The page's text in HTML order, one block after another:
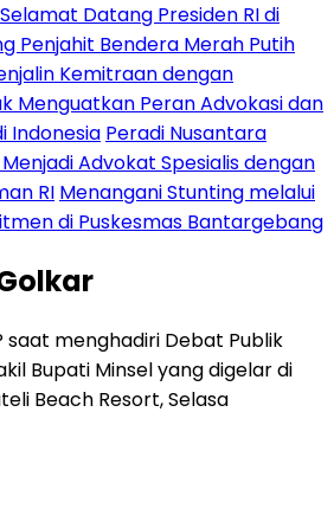
Selamat Datang Presiden RI di
Penjahit Bendera Merah Putih
Kemitraan dengan
Menguatkan Peran Advokasi dan
Indonesia Peradi Nusantara
Advokat Spesialis dengan
RI Menangani Stunting melalui
di Puskesmas Bantargebang